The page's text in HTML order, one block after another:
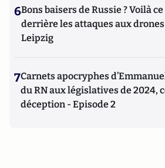
6Bons baisers de Russie ? Voilà
derrière les attaques aux
Leipzig
7Carnets apocryphes
du RN aux législatives de 2024,
déception - Episode 2